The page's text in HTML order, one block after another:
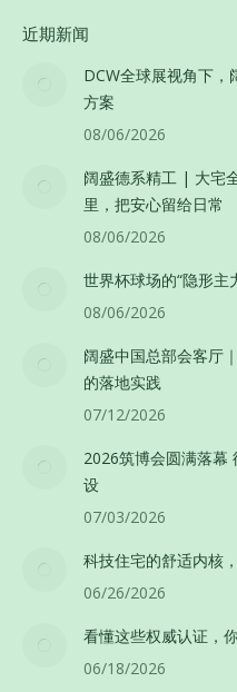
近期新闻
DCW全球展视角下，
方案
08/06/2026
阔盛德系精工 | 大宅
里，把安心留给日常
08/06/2026
世界杯球场的“隐形主
08/06/2026
阔盛中国总部会客厅
的落地实践
07/12/2026
2026筑博会圆满落幕
设
07/03/2026
科技住宅的舒适内核
06/26/2026
看懂这些权威认证，
06/18/2026